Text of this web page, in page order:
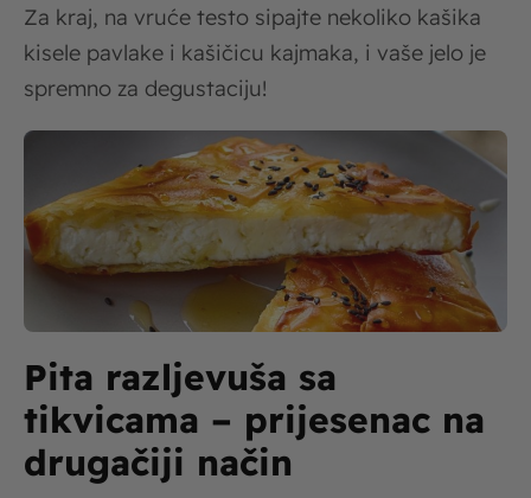
Za kraj, na vruće testo sipajte nekoliko kašika
kisele pavlake i kašičicu kajmaka, i vaše jelo je
spremno za degustaciju!
Pita razljevuša sa
tikvicama – prijesenac na
drugačiji način